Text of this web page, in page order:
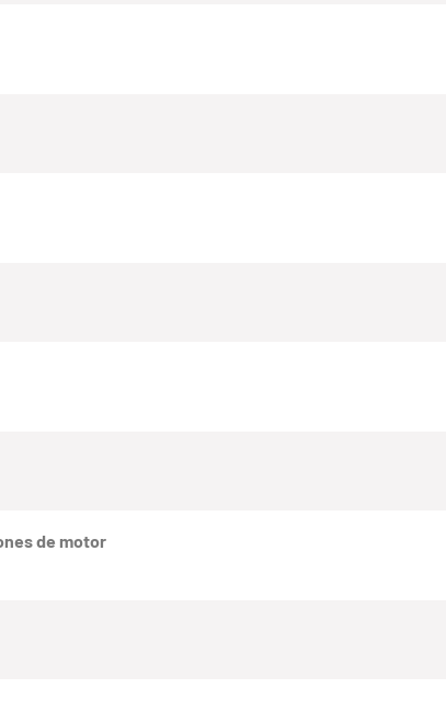
de motor